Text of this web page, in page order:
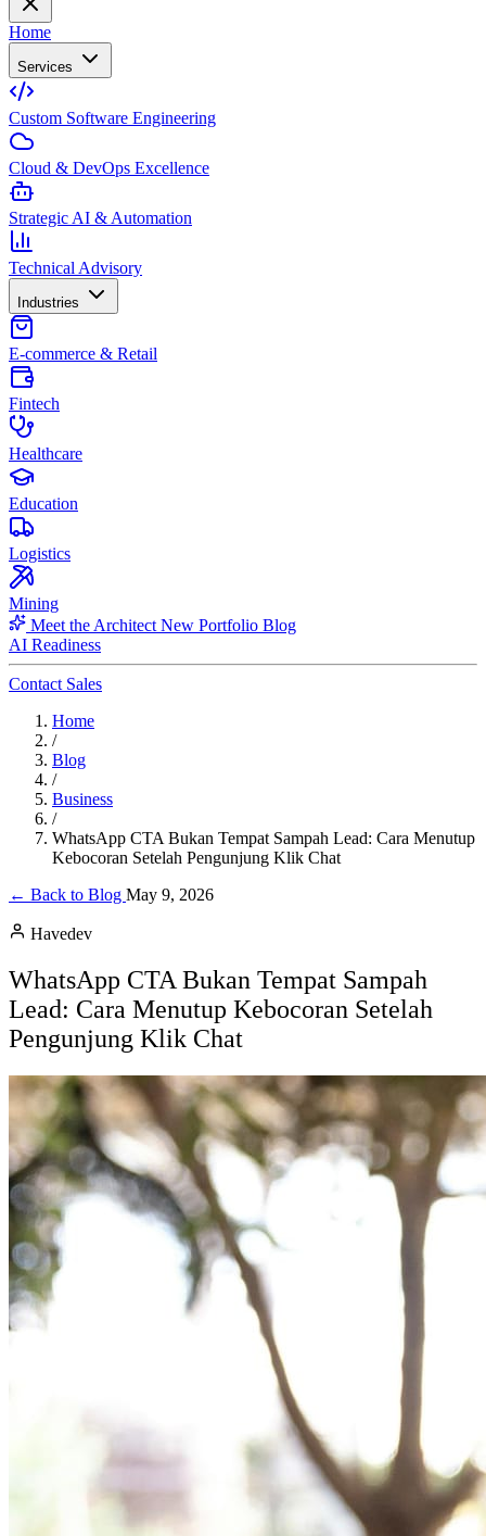
Home
Services
Custom Software Engineering
Cloud & DevOps Excellence
Strategic AI & Automation
Technical Advisory
Industries
E-commerce & Retail
Fintech
Healthcare
Education
Logistics
Mining
Meet the Architect New Portfolio Blog
AI Readiness
Contact Sales
Home
/
Blog
/
Business
/
WhatsApp CTA Bukan Tempat Sampah Lead: Cara Menutup
Kebocoran Setelah Pengunjung Klik Chat
← Back to Blog May 9, 2026
Havedev
WhatsApp CTA Bukan Tempat Sampah
Lead: Cara Menutup Kebocoran Setelah
Pengunjung Klik Chat